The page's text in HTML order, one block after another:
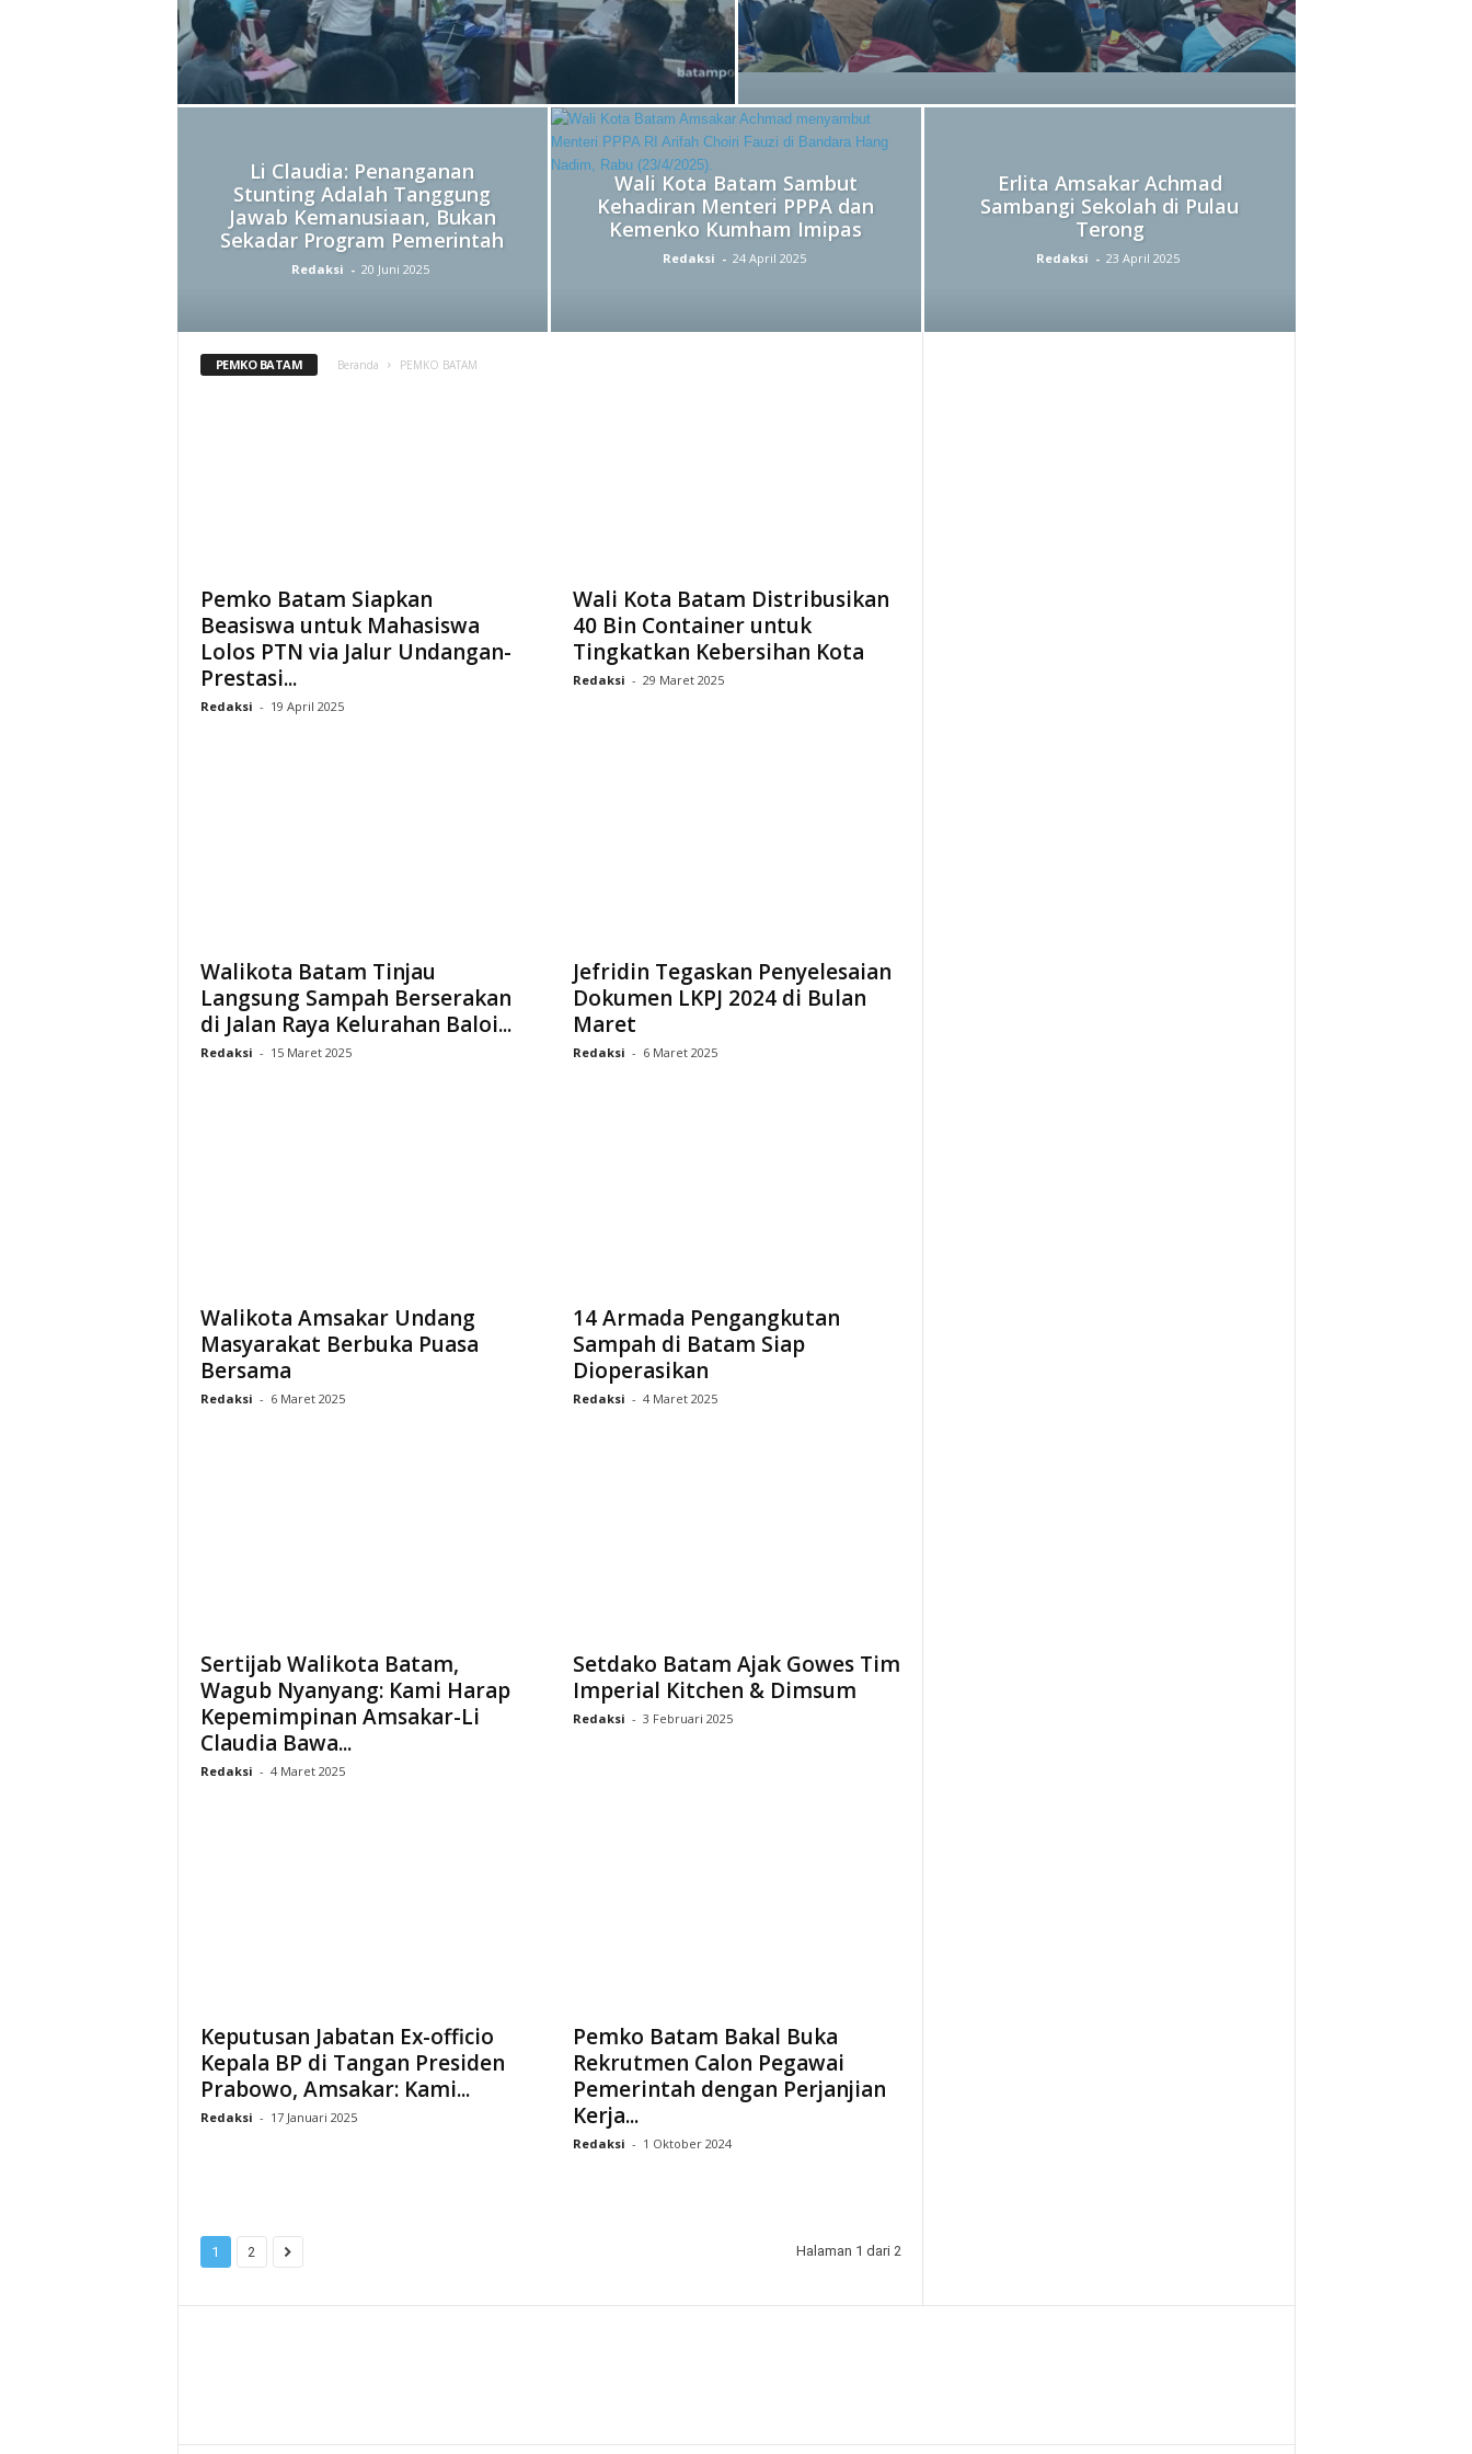
T
H
A
Li Claudia: Penanganan
Stunting Adalah Tanggung
Jawab Kemanusiaan, Bukan
Sekadar Program Pemerintah
Redaksi - 20 Juni 2025
Wali Kota Batam Sambut
Kehadiran Menteri PPPA dan
Kemenko Kumham Imipas
Redaksi - 24 April 2025
Erlita Amsakar Achmad
Sambangi Sekolah di Pulau
Terong
Redaksi - 23 April 2025
PEMKO BATAM Beranda PEMKO BATAM
Pemko Batam Siapkan
Beasiswa untuk Mahasiswa
Lolos PTN via Jalur Undangan-
Prestasi...
Redaksi - 19 April 2025
Wali Kota Batam Distribusikan
40 Bin Container untuk
Tingkatkan Kebersihan Kota
Redaksi - 29 Maret 2025
Walikota Batam Tinjau
Langsung Sampah Berserakan
di Jalan Raya Kelurahan Baloi...
Redaksi - 15 Maret 2025
Jefridin Tegaskan Penyelesaian
Dokumen LKPJ 2024 di Bulan
Maret
Redaksi - 6 Maret 2025
Walikota Amsakar Undang
Masyarakat Berbuka Puasa
Bersama
Redaksi - 6 Maret 2025
14 Armada Pengangkutan
Sampah di Batam Siap
Dioperasikan
Redaksi - 4 Maret 2025
Sertijab Walikota Batam,
Wagub Nyanyang: Kami Harap
Kepemimpinan Amsakar-Li
Claudia Bawa...
Redaksi - 4 Maret 2025
Setdako Batam Ajak Gowes Tim
Imperial Kitchen & Dimsum
Redaksi - 3 Februari 2025
Keputusan Jabatan Ex-officio
Kepala BP di Tangan Presiden
Prabowo, Amsakar: Kami...
Redaksi - 17 Januari 2025
Pemko Batam Bakal Buka
Rekrutmen Calon Pegawai
Pemerintah dengan Perjanjian
Kerja...
Redaksi - 1 Oktober 2024
1 2 Halaman 1 dari 2